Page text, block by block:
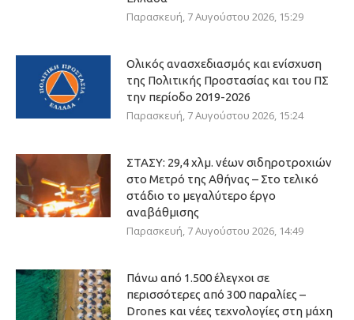
Παρασκευή, 7 Αυγούστου 2026, 15:29
Ολικός ανασχεδιασμός και ενίσχυση
της Πολιτικής Προστασίας και του ΠΣ
την περίοδο 2019-2026
Παρασκευή, 7 Αυγούστου 2026, 15:24
ΣΤΑΣΥ: 29,4 χλμ. νέων σιδηροτροχιών
στο Μετρό της Αθήνας – Στο τελικό
στάδιο το μεγαλύτερο έργο
αναβάθμισης
Παρασκευή, 7 Αυγούστου 2026, 14:49
Πάνω από 1.500 έλεγχοι σε
περισσότερες από 300 παραλίες –
Drones και νέες τεχνολογίες στη μάχη